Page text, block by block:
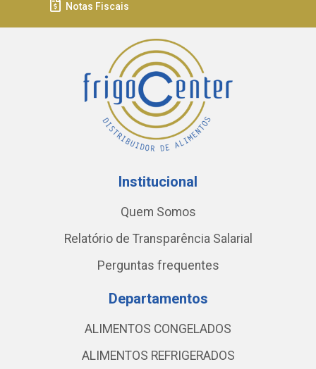
Notas Fiscais
Institucional
Quem Somos
Relatório de Transparência Salarial
Perguntas frequentes
Departamentos
ALIMENTOS CONGELADOS
ALIMENTOS REFRIGERADOS